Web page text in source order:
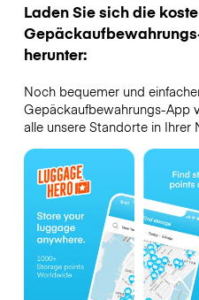
Laden Sie sich die
herunter:
Noch bequemer und
Gepäckaufbewahrungs-App
alle unsere Standorte in Ihrer